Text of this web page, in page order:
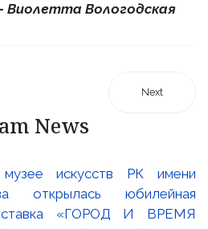
- Виолетта Вологодская
Next
News